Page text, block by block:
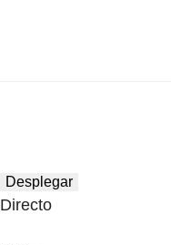
Desplegar
Directo